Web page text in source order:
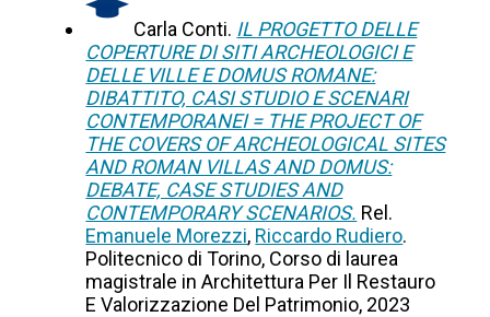
Carla Conti. IL PROGETTO DELLE
COPERTURE DI SITI ARCHEOLOGICI E
DELLE VILLE E DOMUS ROMANE:
DIBATTITO, CASI STUDIO E SCENARI
CONTEMPORANEI = THE PROJECT OF
THE COVERS OF ARCHEOLOGICAL SITES
AND ROMAN VILLAS AND DOMUS:
DEBATE, CASE STUDIES AND
CONTEMPORARY SCENARIOS. Rel.
Emanuele Morezzi, Riccardo Rudiero.
Politecnico di Torino, Corso di laurea
magistrale in Architettura Per Il Restauro
E Valorizzazione Del Patrimonio, 2023